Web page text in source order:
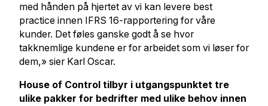
med hånden på hjertet av vi kan levere best
practice innen IFRS 16-rapportering for våre
kunder. Det føles ganske godt å se hvor
takknemlige kundene er for arbeidet som vi løser for
dem,» sier Karl Oscar.
House of Control tilbyr i utgangspunktet tre
ulike pakker for bedrifter med ulike behov innen